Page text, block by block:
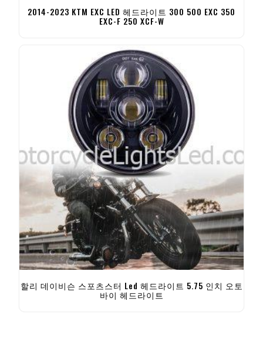
2014-2023 KTM EXC LED 헤드라이트 300 500 EXC 350
EXC-F 250 XCF-W
할리 데이비슨 스포츠스터 Led 헤드라이트 5.75 인치 오토
바이 헤드라이트